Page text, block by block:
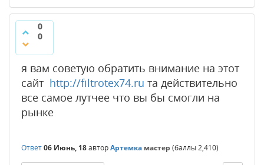
0
0
я вам советую обратить внимание на этот
сайт http://filtrotex74.ru та действительно
все самое лутчее что вы бы смогли на
рынке
Ответ06 Июнь, 18авторАртемка мастер (баллы2,410)